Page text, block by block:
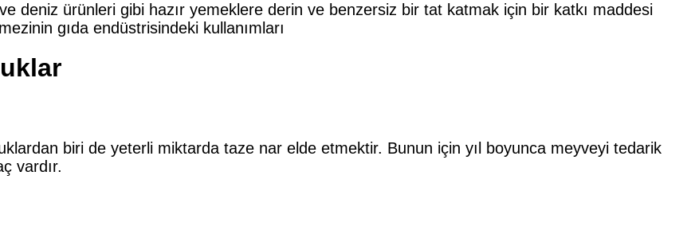
deniz ürünleri gibi hazır yemeklere derin ve benzersiz bir tat katmak için bir katkı maddesi
biri de yeterli miktarda taze nar elde etmektir. Bunun için yıl boyunca meyveyi tedarik
vardır.